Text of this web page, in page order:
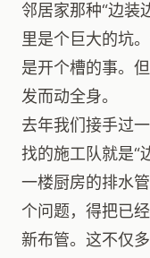
邻居家那种“边装
里是个巨大的坑
是开个槽的事。
发而动全身。
去年我们接手过
找的施工队就是“
一楼厨房的排水
个问题，得把已
新布管。这不仅